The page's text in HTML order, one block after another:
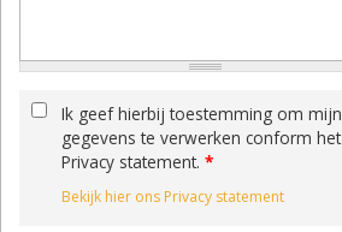
Ik geef hierbij toestemming om mijn
gegevens te verwerken conform het
Privacy statement. *
Bekijk hier ons Privacy statement